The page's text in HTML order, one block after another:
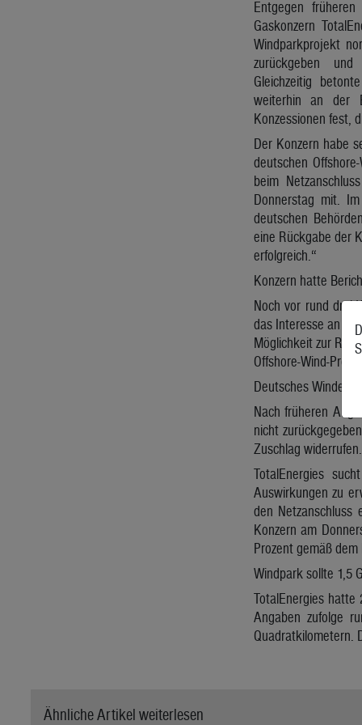
Entgegen
Gaskonzern
Windparkprojekt
zurückgeben
Gleichzeitig
weiterhin an der
Konzessionen fest,
Der Konzern habe
deutschen
beim
Donnerstag mit.
deutschen
eine Rückgabe der
erfolgreich.“
Konzern hatte
Noch vor rund drei
das Interesse an
Möglichkeit zur
Offshore-Wind-
Deutsches
Nach früheren
nicht
Zuschlag
TotalEnergies
Auswirkungen zu
den Netzanschluss
Konzern am
Prozent gemäß
Windpark sollte 1,5
TotalEnergies hatte
Angaben zufolge
Quadratkilometern.
Ähnliche Artikel weiterlesen